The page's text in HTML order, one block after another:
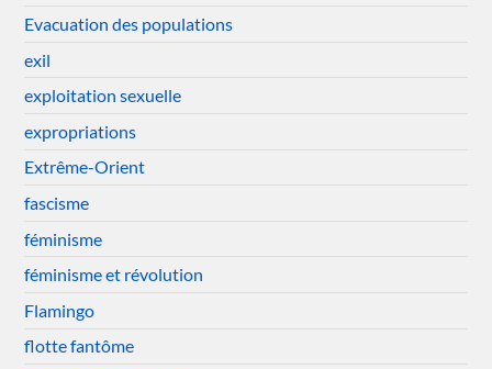
Evacuation des populations
exil
exploitation sexuelle
expropriations
Extrême-Orient
fascisme
féminisme
féminisme et révolution
Flamingo
flotte fantôme